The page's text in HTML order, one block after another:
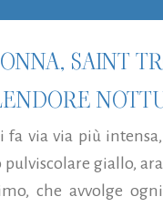
SAINT
fa via via più
giallo,
che avvolge